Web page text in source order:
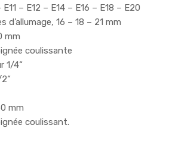
– E12 – E14 – E16 – E18 – E20
d’allumage, 16 – 18 – 21 mm
mm
coulissante
1/4“
mm
coulissant.